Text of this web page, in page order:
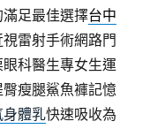
足最佳選擇台中
雷射手術網路門
科醫生專女生運
瘦腿鯊魚褲記憶
身體乳快速吸收為